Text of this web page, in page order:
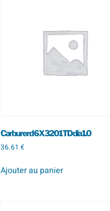
Carbure rd 6 X 320 1 TD dia 1.0
36.61 €
Ajouter au panier